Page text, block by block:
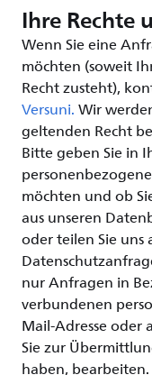
Ihre Rechte
Wenn Sie eine
möchten (soweit
Recht zusteht),
Versuni.Wir
geltenden Recht
Bitte geben Sie in
möchten und ob
aus unseren
oder teilen Sie
nur Anfragen in
verbundenen
Mail-Adresse
Sie zur
haben,